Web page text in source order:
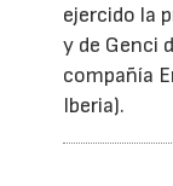
ejercido la
y de Genci
compañía
Iberia).